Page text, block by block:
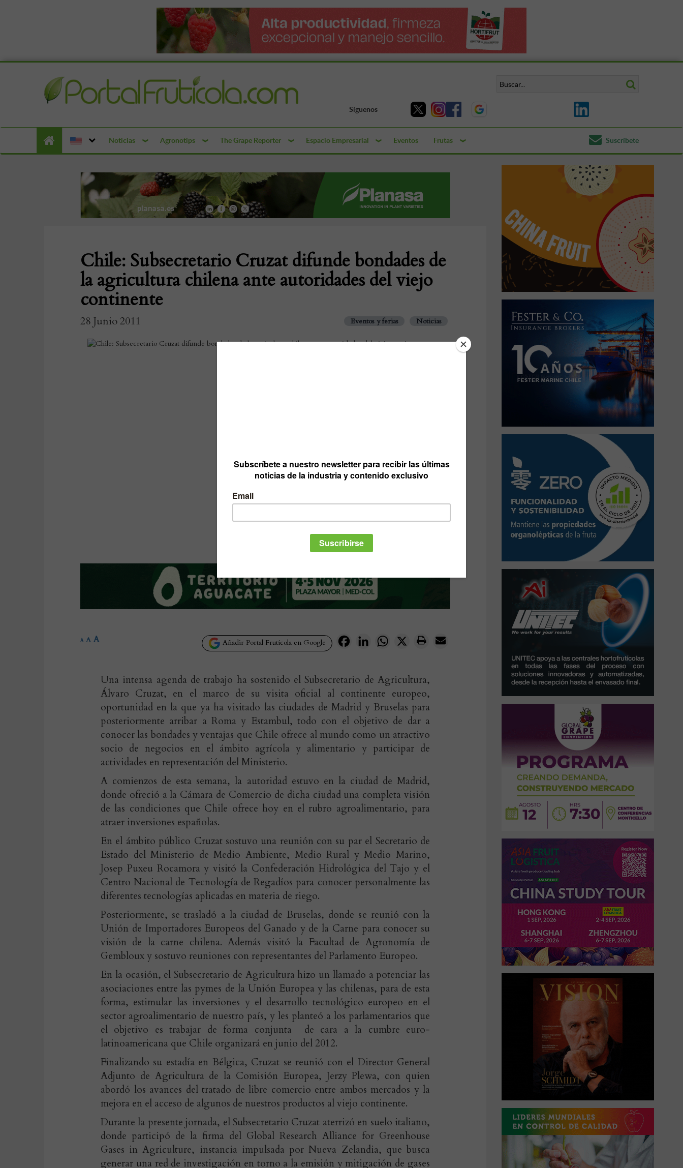
Síguenos
Noticias Agronotips The Grape Reporter Espacio Empresarial Eventos Frutas Suscríbete
Chile: Subsecretario Cruzat difunde bondades de
la agricultura chilena ante autoridades del viejo
continente
28 Junio 2011 Eventos y ferias Noticias
Añadir Portal Frutícola en Google FacebookLinkedInWhatsApp
X
A A A
Una intensa agenda de trabajo ha sostenido el Subsecretario de Agricultura,
Álvaro Cruzat, en el marco de su visita oficial al continente europeo,
oportunidad en la que ya ha visitado las ciudades de Madrid y Bruselas para
posteriormente arribar a Roma y Estambul, todo con el objetivo de dar a
conocer las bondades y ventajas que Chile ofrece al mundo como un atractivo
socio de negocios en el ámbito agrícola y alimentario y participar de
actividades en representación del Ministerio.
A comienzos de esta semana, la autoridad estuvo en la ciudad de Madrid,
donde ofreció a la Cámara de Comercio de dicha ciudad una completa visión
de las condiciones que Chile ofrece hoy en el rubro agroalimentario, para
atraer inversiones españolas.
En el ámbito público Cruzat sostuvo una reunión con su par el Secretario de
Estado del Ministerio de Medio Ambiente, Medio Rural y Medio Marino,
Josep Puxeu Rocamora y visitó la Confederación Hidrológica del Tajo y el
Centro Nacional de Tecnología de Regadíos para conocer personalmente las
diferentes tecnologías aplicadas en materia de riego.
Posteriormente, se trasladó a la ciudad de Bruselas, donde se reunió con la
Unión de Importadores Europeos del Ganado y de la Carne para conocer su
visión de la carne chilena. Además visitó la Facultad de Agronomía de
Gembloux y sostuvo reuniones con representantes del Parlamento Europeo.
En la ocasión, el Subsecretario de Agricultura hizo un llamado a potenciar las
asociaciones entre las pymes de la Unión Europea y las chilenas, para de esta
forma, estimular las inversiones y el desarrollo tecnológico europeo en el
sector agroalimentario de nuestro país, y les planteó a los parlamentarios que
el objetivo es trabajar de forma conjunta de cara a la cumbre euro-
latinoamericana que Chile organizará en junio del 2012.
Finalizando su estadía en Bélgica, Cruzat se reunió con el Director General
Adjunto de Agricultura de la Comisión Europea, Jerzy Plewa, con quien
abordó los avances del tratado de libre comercio entre ambos mercados y la
mejora en el acceso de algunos de nuestros productos al viejo continente.
Durante la presente jornada, el Subsecretario Cruzat aterrizó en suelo italiano,
donde participó de la firma del Global Research Alliance for Greenhouse
Gases in Agriculture, instancia impulsada por Nueva Zelandia, que busca
generar una red de investigación en torno a la emisión y mitigación de gases